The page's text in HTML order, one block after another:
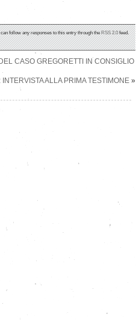
can follow any responses to this entry through theRSS 2.0feed.
CASO GREGORETTI IN CONSIGLIO
ALLA PRIMA TESTIMONE »